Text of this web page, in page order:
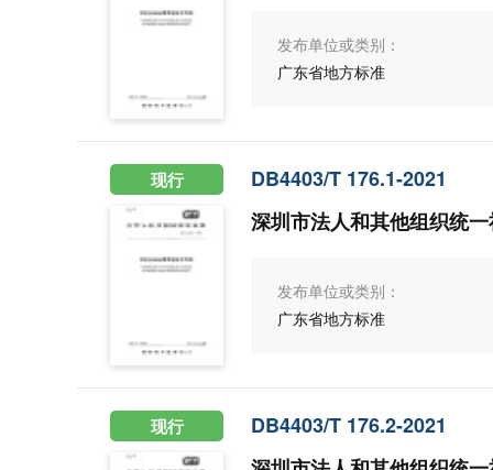
发布单位或类别：
广东省地方标准
现行
DB4403/T 176.1-2021
深圳市法人和其他组织统
发布单位或类别：
广东省地方标准
现行
DB4403/T 176.2-2021